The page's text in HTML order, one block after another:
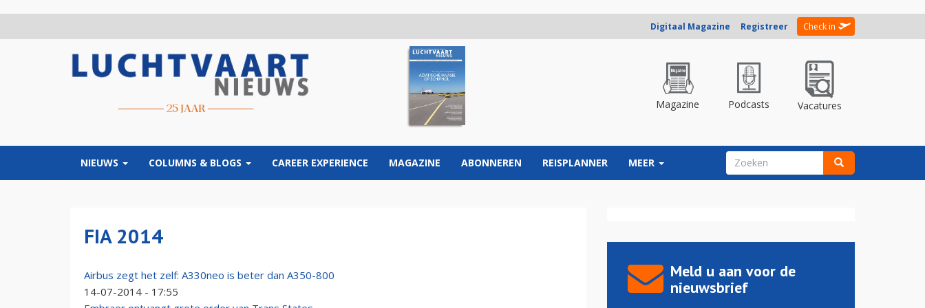
Digitaal Magazine Registreer Check in
Magazine Podcasts Vacatures
NIEUWS COLUMNS & BLOGS CAREER EXPERIENCE MAGAZINE ABONNEREN REISPLANNER MEER ZOEKVELD
FIA 2014
Airbus zegt het zelf: A330neo is beter dan A350-800
14-07-2014 - 17:55
Meld u aan voor de
nieuwsbrief